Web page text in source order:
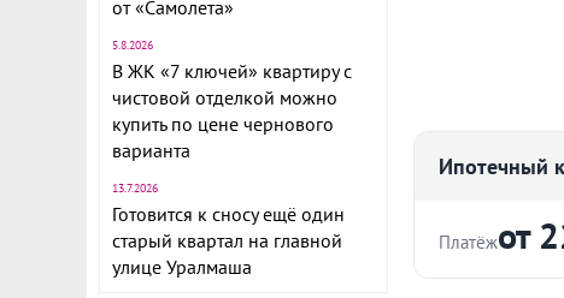
от «Самолета»
5.8.2026
В ЖК «7 ключей» квартиру с
чистовой отделкой можно
купить по цене чернового
варианта
13.7.2026
Готовится к сносу ещё один
старый квартал на главной
улице Уралмаша
Отличная
города.
Ипотечный
Платёжот